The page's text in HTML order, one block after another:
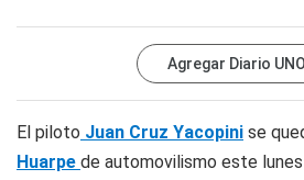
Agregar Diario
El piloto Juan Cruz Yacopini se
Huarpe de automovilismo este